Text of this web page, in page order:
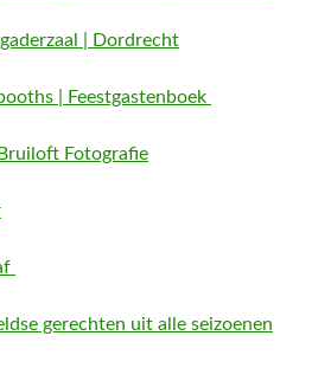
| Dordrecht
| Feestgastenboek
Fotografie
gerechten uit alle seizoenen